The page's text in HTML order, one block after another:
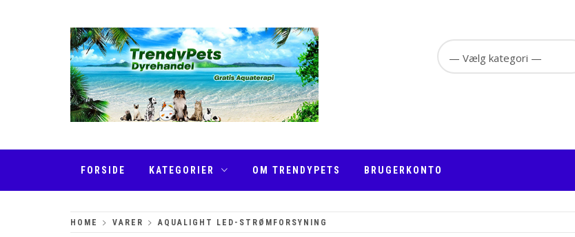
FORSIDE KATEGORIER OM TRENDYPETS BRUGERKONTO
HOME VARER AQUALIGHT LED-STRØMFORSYNING